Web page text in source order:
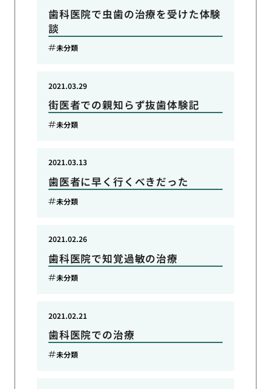
歯科医院で虫歯の治療を受けた体験
談
未分類
街医者での親知らず抜歯体験記
2021.03.29
未分類
歯医者に早く行くべきだった
2021.03.13
未分類
歯科医院で知覚過敏の治療
2021.02.26
未分類
歯科医院での治療
2021.02.21
未分類